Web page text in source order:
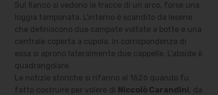
Sul fianco si vedono le tracce di un arco, forse una
loggia tamponata. L'interno è scandito da lesene
che definiscono due campate voltate a botte e una
centrale coperta a cupola. In corrispondenza di
essa si aprono lateralmente due cappelle. L'abside è
quadrangolare.
Le notizie storiche si rifanno al 1626 quando fu
fatto costruire per volere di Niccolò Carandini, da